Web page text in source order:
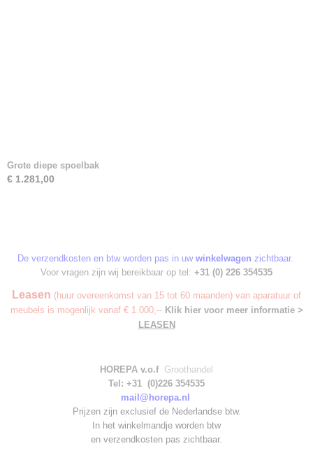
Grote diepe spoelbak
€ 1.281,00
De verzendkosten en btw worden pas in uw winkelwagen zichtbaar.
Voor vragen zijn wij bereikbaar op tel: +31 (0) 226 354535
Leasen (huur overeenkomst van 15 tot 60 maanden) van aparatuur of
meubels is mogenlijk vanaf € 1.000,-- Klik hier voor meer informatie >
LEASEN
HOREPA v.o.f Groothandel
Tel: +31 (0)226 354535
mail@horepa.nl
Prijzen zijn exclusief de Nederlandse btw.
In het winkelmandje worden btw
en verzendkosten pas zichtbaar.